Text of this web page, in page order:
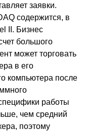
заявки.
содержится, в
II. Бизнес
большого
может торговать
в его
компьютера после
работы
чем средний
поэтому